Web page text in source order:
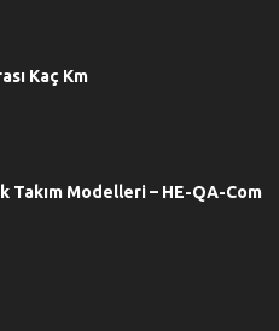
Kaç Km
Takım Modelleri – HE-QA-Com